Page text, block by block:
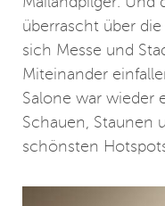
überrascht über
sich Messe und
Miteinander
Salone war wieder
Schauen, Staunen
schönsten